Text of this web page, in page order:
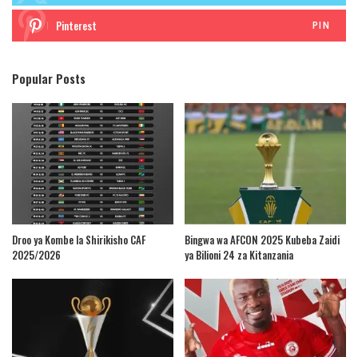
Pinterest PIN
Popular Posts
Droo ya Kombe la Shirikisho CAF
2025/2026
Bingwa wa AFCON 2025 Kubeba Zaidi
ya Bilioni 24 za Kitanzania